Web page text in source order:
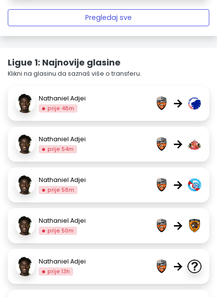
Pregledaj sve
Ligue 1: Najnovije glasine
Klikni na glasinu da saznaš više o transferu.
Nathaniel Adjei
prije 48m →
Nathaniel Adjei
prije 54m →
Nathaniel Adjei
prije 58m →
Nathaniel Adjei
prije 50m →
Nathaniel Adjei
prije 13h →